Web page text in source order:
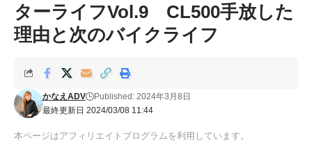
ターライフVol.9 CL500手放した
理由と次のバイクライフ
最終更新日 2024/03/08 11:44
かなえADV Published: 2024年3月8日
本ページはアフィリエイトプログラムを利用しています。